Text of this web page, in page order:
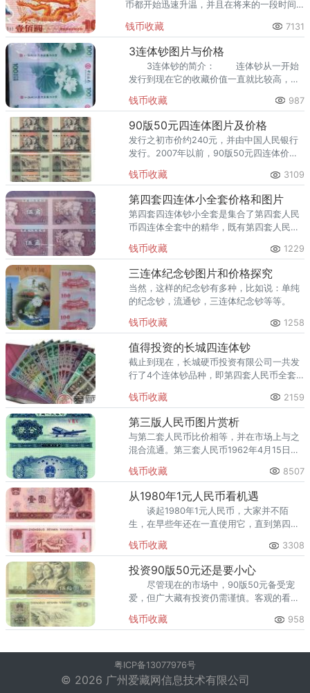
币都开始迅速升温，并且在将来的一段时间
发行塑料钞票，是在2000年。
钱币收藏 7131
3连体钞图片与价格
3连体钞的简介： 连体钞从一开始
发行到现在它的收藏价值一直就比较高，并
谓的连体钞根据相连的数量的不同还可以分
为很多种，比
钱币收藏 987
90版50元四连体图片及价格
发行之初市价约240元，并由中国人民银行
发行。2007年以前，90版50元四连体价格
比较认可。
钱币收藏 3109
第四套四连体小全套价格和图片
第四套四连体钞小全套是集合了第四套人民
币四连体全套中的精华，既有第四套人民币
到了收藏家们的喜爱，也成为亲朋好友馈赠
的佳品。
钱币收藏 1229
三连体纪念钞图片和价格探究
当然，这样的纪念钞有多种，比如说：单纯
的纪念钞，流通钞，三连体纪念钞等等。
钱币收藏 1258
值得投资的长城四连体钞
截止到现在，长城硬币投资有限公司一共发
行了4个连体钞品种，即第四套人民币全套
珍藏册，第四套人民币连体钞八连张珍藏
册，第四套人民币整版连体钞。
钱币收藏 2159
第三版人民币图片赏析
与第二套人民币比价相等，并在市场上与之
混合流通。第三套人民币1962年4月15日发
流通，前后历时38年。
钱币收藏 8507
从1980年1元人民币看机遇
谈起1980年1元人民币，大家并不陌
生，在早些年还在一直使用它，直到第四套
币才渐渐的退出了我们的生活。随着第四套
人民币退出流通市
钱币收藏 3308
投资90版50元还是要小心
尽管现在的市场中，90版50元备受宠
爱，但广大藏有投资仍需谨慎。客观的看待
得胜利。
钱币收藏 958
粤ICP备13077976号
© 2026 广州爱藏网信息技术有限公司